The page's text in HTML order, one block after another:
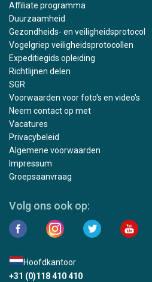
Affiliate programma
Duurzaamheid
Gezondheids- en veiligheidsprotocol
Vogelgriep veiligheidsprotocollen
Expeditiegids opleiding
Richtlijnen delen
SGR
Voorwaarden voor foto's en video's
Neem contact op met
Vacatures
Privacybeleid
Algemene voorwaarden
Impressum
Groepsaanvraag
Volg ons ook op:
Hoofdkantoor
+31 (0)118 410 410